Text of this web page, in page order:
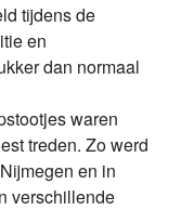
tijdens de
en
dan normaal
waren
treden. Zo werd
en in
verschillende